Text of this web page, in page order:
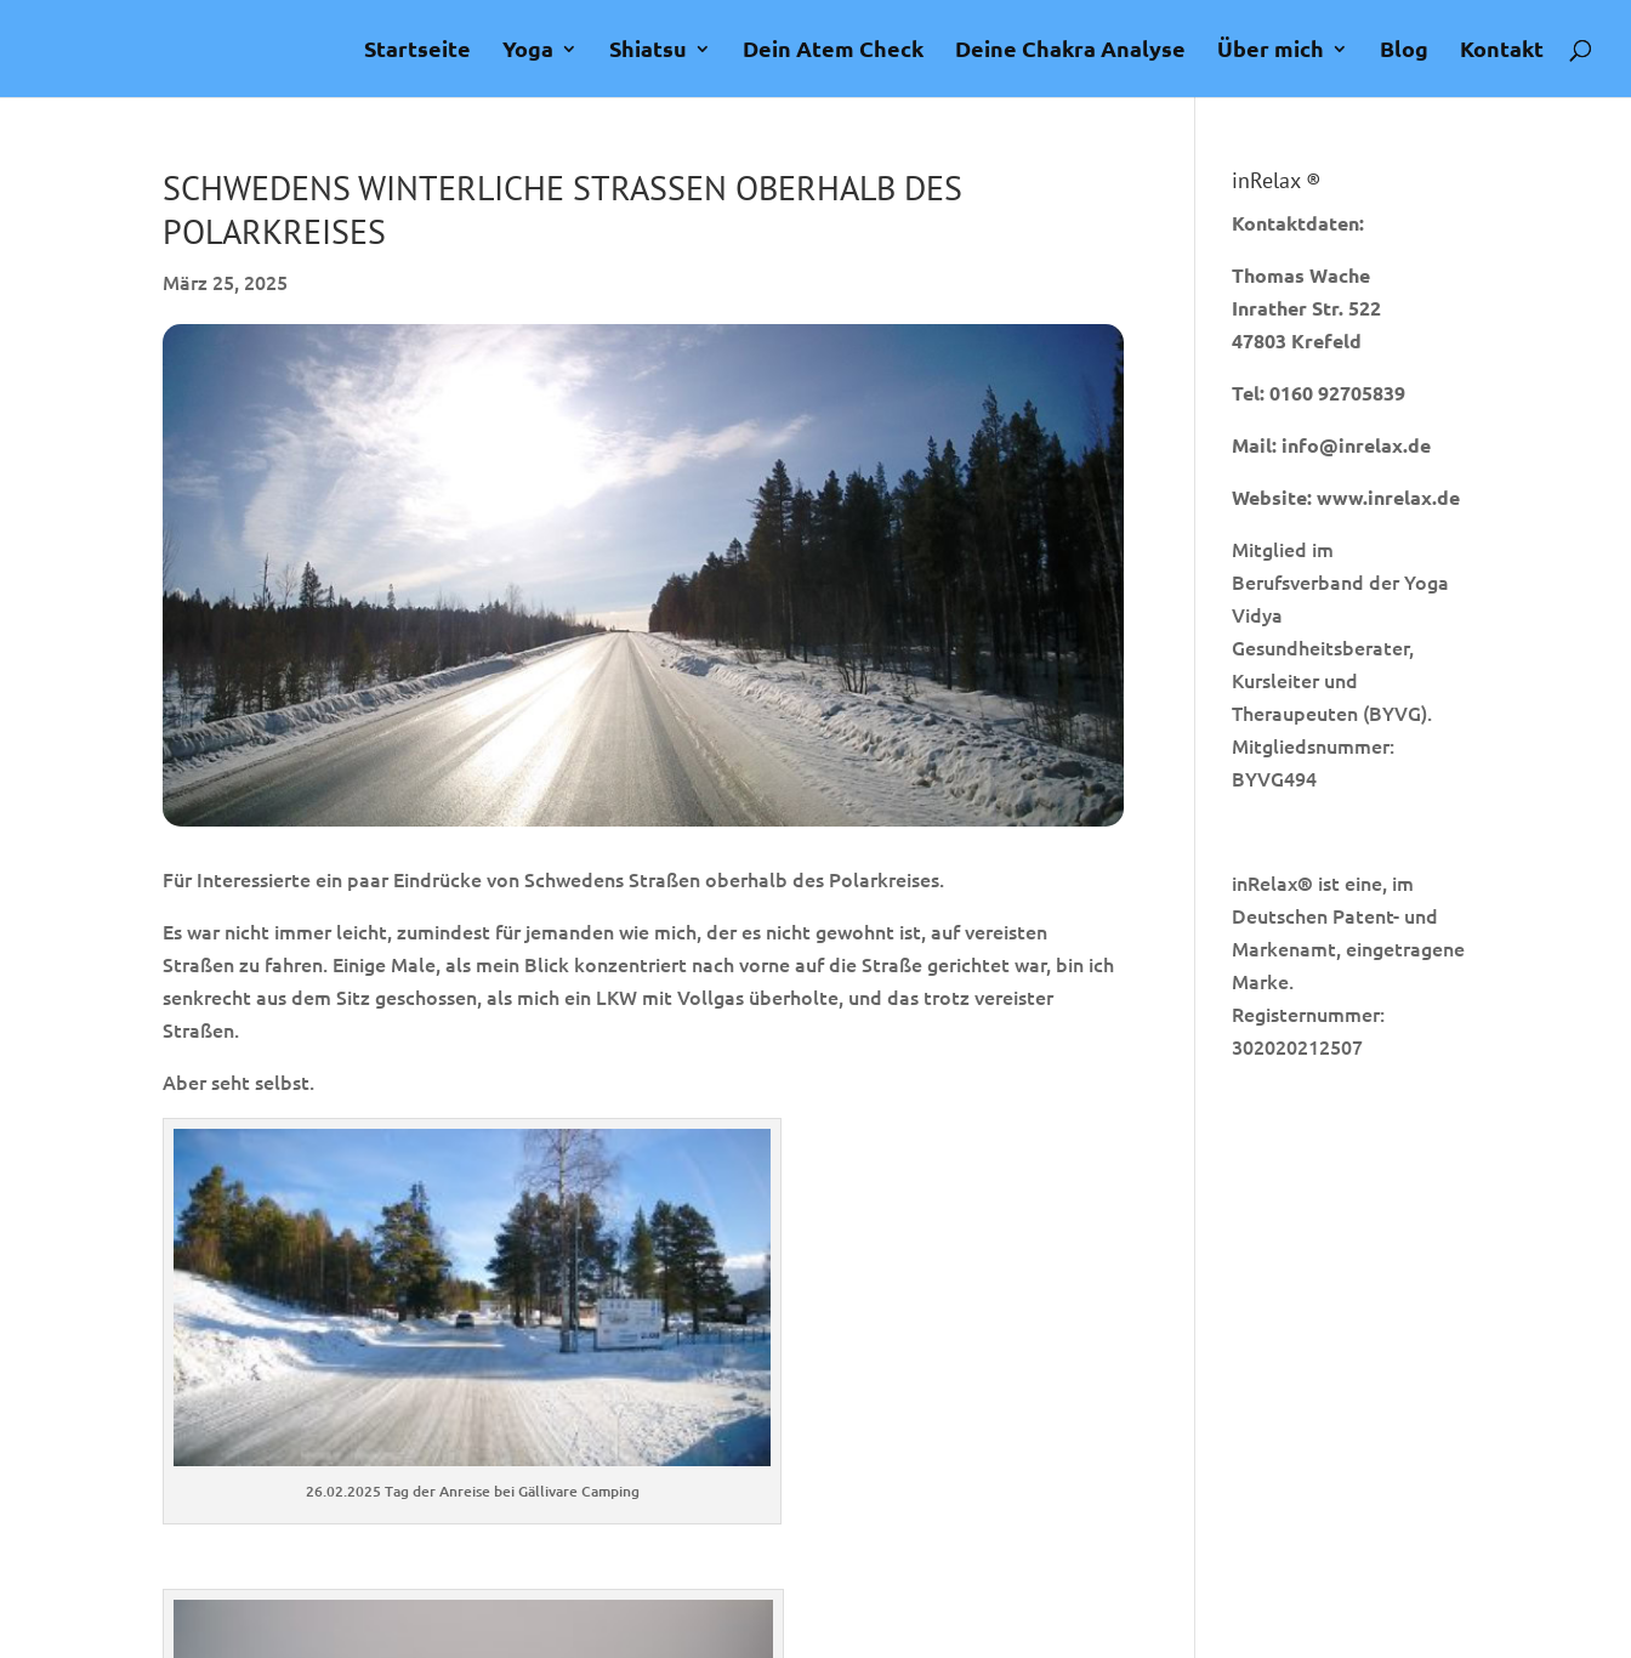
Startseite Yoga Shiatsu Dein Atem Check Deine Chakra Analyse Über mich Blog Kontakt
SCHWEDENS WINTERLICHE STRASSEN OBERHALB DES
POLARKREISES
März 25, 2025
Für Interessierte ein paar Eindrücke von Schwedens Straßen oberhalb des Polarkreises.
Es war nicht immer leicht, zumindest für jemanden wie mich, der es nicht gewohnt ist, auf vereisten
Straßen zu fahren. Einige Male, als mein Blick konzentriert nach vorne auf die Straße gerichtet war, bin ich
senkrecht aus dem Sitz geschossen, als mich ein LKW mit Vollgas überholte, und das trotz vereister
Straßen.
Aber seht selbst.
26.02.2025 Tag der Anreise bei Gällivare Camping
inRelax ®
Kontaktdaten:
Thomas Wache
Inrather Str. 522
47803 Krefeld
Tel:0160 92705839
Mail: info@inrelax.de
Website:www.inrelax.de
Mitglied im
Berufsverband der Yoga
Vidya
Gesundheitsberater,
Kursleiter und
Theraupeuten (BYVG).
Mitgliedsnummer:
BYVG494
inRelax® ist eine, im
Deutschen Patent- und
Markenamt, eingetragene
Marke.
Registernummer:
302020212507